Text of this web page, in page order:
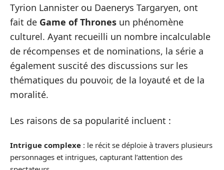
Tyrion Lannister ou Daenerys Targaryen, ont
fait de Game of Thrones un phénomène
culturel. Ayant recueilli un nombre incalculable
de récompenses et de nominations, la série a
également suscité des discussions sur les
thématiques du pouvoir, de la loyauté et de la
moralité.
Les raisons de sa popularité incluent :
Intrigue complexe : le récit se déploie à travers plusieurs
personnages et intrigues, capturant l’attention des